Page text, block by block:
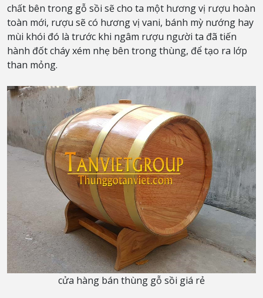
chất bên trong gỗ sồi sẽ cho ta một hương vị rượu hoàn
toàn mới, rượu sẽ có hương vị vani, bánh mỳ nướng hay
mùi khói đó là trước khi ngâm rượu người ta đã tiến
hành đốt cháy xém nhẹ bên trong thùng, để tạo ra lớp
than mỏng.
cửa hàng bán thùng gỗ sồi giá rẻ